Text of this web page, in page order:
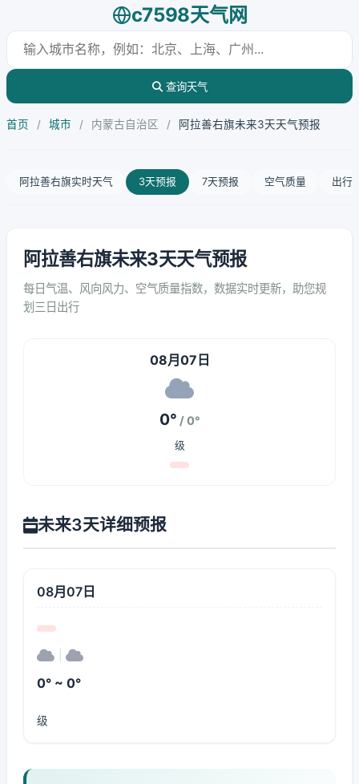
c7598天气网
查询天气
首页 / 城市 / 内蒙古自治区 / 阿拉善右旗未来3天天气预报
阿拉善右旗实时天气 3天预报 7天预报 空气质量 出行
阿拉善右旗未来3天天气预报
每日气温、风向风力、空气质量指数，数据实时更新，助您规
划三日出行
08月07日
0° / 0°
级
未来3天详细预报
08月07日
0° ~ 0°
级